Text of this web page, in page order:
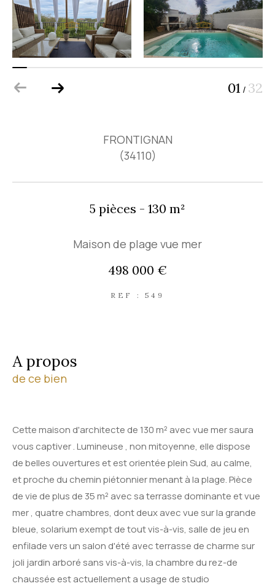
01 / 32
FRONTIGNAN
(34110)
5 pièces - 130 m²
Maison de plage vue mer
498 000 €
REF : 549
a propos
de ce bien
Cette maison d'architecte de 130 m² avec vue mer saura
vous captiver . Lumineuse , non mitoyenne, elle dispose
de belles ouvertures et est orientée plein Sud, au calme,
et proche du chemin piétonnier menant à la plage. Pièce
de vie de plus de 35 m² avec sa terrasse dominante et vue
mer , quatre chambres, dont deux avec vue sur la grande
bleue, solarium exempt de tout vis-à-vis, salle de jeu en
enfilade vers un salon d'été avec terrasse de charme sur
joli jardin arboré sans vis-à-vis, la chambre du rez-de
chaussée est actuellement a usage de studio